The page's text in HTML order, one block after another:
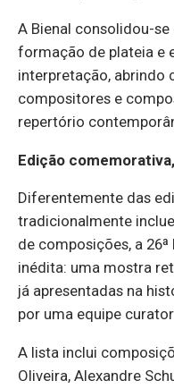
A Bienal consolidou-
formação de plateia e
interpretação, abrindo
compositores e
repertório
Edição
Diferentemente das
tradicionalmente
de composições, a
inédita: uma mostra
já apresentadas na
por uma equipe
A lista inclui
Oliveira, Alexandre